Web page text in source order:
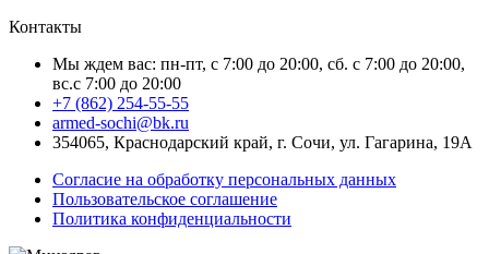
Контакты
Мы ждем вас: пн-пт, с 7:00 до 20:00, сб. с 7:00 до 20:00,
вс.с 7:00 до 20:00
+7 (862) 254-55-55
armed-sochi@bk.ru
354065, Краснодарский край, г. Сочи, ул. Гагарина, 19А
Согласие на обработку персональных данных
Пользовательское соглашение
Политика конфиденциальности